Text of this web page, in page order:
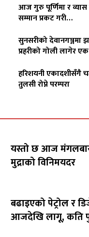
आज गुरु पूर्णिमा र व्यास
सम्मान प्रकट गरी…
सुनसरीको देवानगञ्जमा
प्रहरीको गोली लागेर
हरिशयनी एकादशीसँगै
तुलसी रोप्ने परम्परा
यस्तो छ आज
मुद्राको विनिमयदर
बढाइएको पेट्रोल र
आजदेखि लागू, कति